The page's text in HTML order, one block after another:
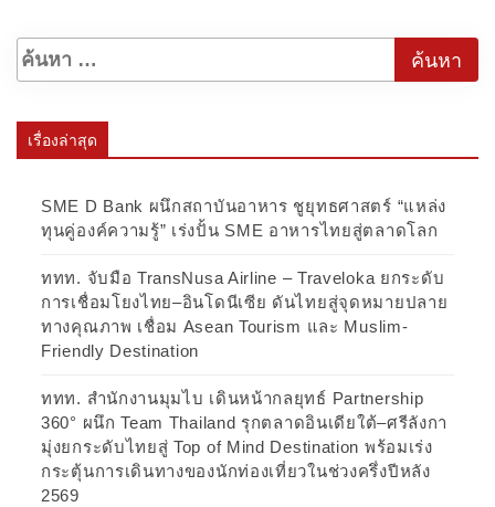
เรื่องล่าสุด
SME D Bank ผนึกสถาบันอาหาร ชูยุทธศาสตร์ “แหล่ง
ทุนคู่องค์ความรู้” เร่งปั้น SME อาหารไทยสู่ตลาดโลก
ททท. จับมือ TransNusa Airline – Traveloka ยกระดับ
การเชื่อมโยงไทย–อินโดนีเซีย ดันไทยสู่จุดหมายปลาย
ทางคุณภาพ เชื่อม Asean Tourism และ Muslim-
Friendly Destination
ททท. สำนักงานมุมไบ เดินหน้ากลยุทธ์ Partnership
360° ผนึก Team Thailand รุกตลาดอินเดียใต้–ศรีลังกา
มุ่งยกระดับไทยสู่ Top of Mind Destination พร้อมเร่ง
กระตุ้นการเดินทางของนักท่องเที่ยวในช่วงครึ่งปีหลัง
2569